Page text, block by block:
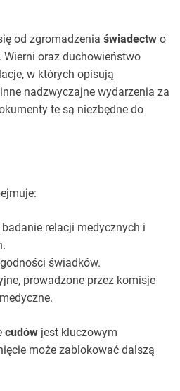
od zgromadzenia świadectw o
oraz duchowieństwo
w których opisują
nadzwyczajne wydarzenia za
te są niezbędne do
badanie relacji medycznych i
świadków.
prowadzone przez komisje
cudów jest kluczowym
może zablokować dalszą